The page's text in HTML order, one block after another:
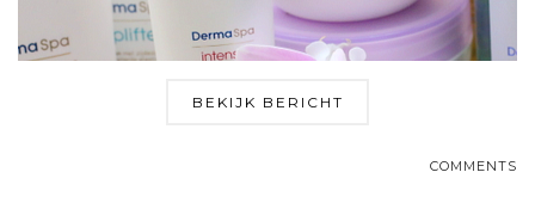
BEKIJK BERICHT
COMMENTS